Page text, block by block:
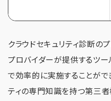
クラウドセキュリティ診断の
プロバイダーが提供するツ
で効率的に実施することがで
ティの専門知識を持つ第三